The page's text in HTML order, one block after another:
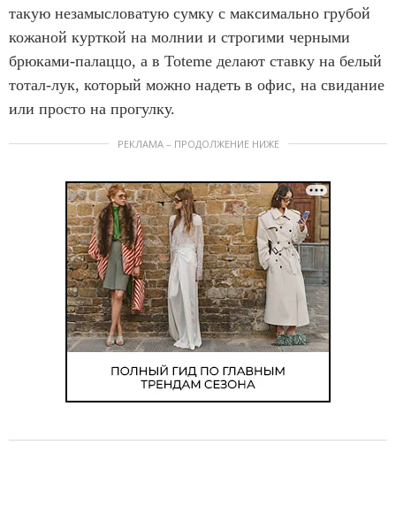
такую незамысловатую сумку с максимально грубой
кожаной курткой на молнии и строгими черными
брюками-палаццо, а в Toteme делают ставку на белый
тотал-лук, который можно надеть в офис, на свидание
или просто на прогулку.
РЕКЛАМА – ПРОДОЛЖЕНИЕ НИЖЕ